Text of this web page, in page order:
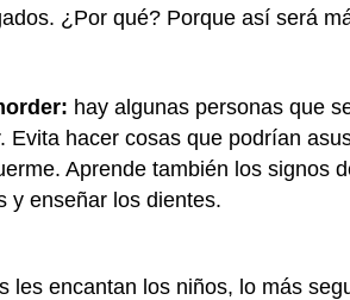
¿Por qué? Porque así será
hay algunas personas que
Evita hacer cosas que podrían
Aprende también los signos
y enseñar los dientes.
les encantan los niños, lo más